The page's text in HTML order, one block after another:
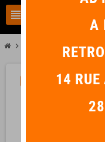
view_headline
chevron_right Sono & Lumièrechevron_right
A
14 RUE